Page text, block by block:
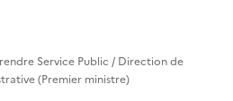
Service Public / Direction de
(Premier ministre)